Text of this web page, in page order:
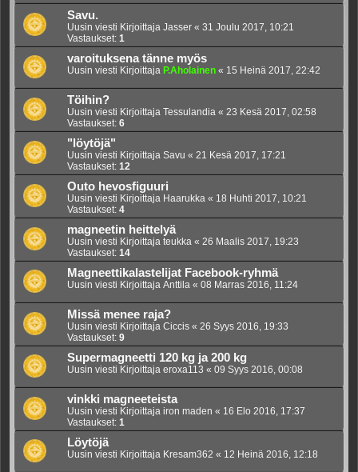
Savu.
Uusin viesti Kirjoittaja Jasser « 31 Joulu 2017, 10:21
Vastaukset: 1
varoituksena tänne myös
Uusin viesti Kirjoittaja P.Aholainen « 15 Heinä 2017, 22:42
Töihin?
Uusin viesti Kirjoittaja Tessulandia « 23 Kesä 2017, 02:58
Vastaukset: 6
"löytöjä"
Uusin viesti Kirjoittaja Savu « 21 Kesä 2017, 17:21
Vastaukset: 12
Outo hevosfiguuri
Uusin viesti Kirjoittaja Haarukka « 18 Huhti 2017, 10:21
Vastaukset: 4
magneetin heittelyä
Uusin viesti Kirjoittaja teukka « 26 Maalis 2017, 19:23
Vastaukset: 14
Magneettikalastelijat Facebook-ryhmä
Uusin viesti Kirjoittaja Anttila « 08 Marras 2016, 11:24
Missä menee raja?
Uusin viesti Kirjoittaja Ciccis « 26 Syys 2016, 19:33
Vastaukset: 9
Supermagneetti 120 kg ja 200 kg
Uusin viesti Kirjoittaja eroxa113 « 09 Syys 2016, 00:08
vinkki magneeteista
Uusin viesti Kirjoittaja iron maden « 16 Elo 2016, 17:37
Vastaukset: 1
Löytöjä
Uusin viesti Kirjoittaja Kresam362 « 12 Heinä 2016, 12:18